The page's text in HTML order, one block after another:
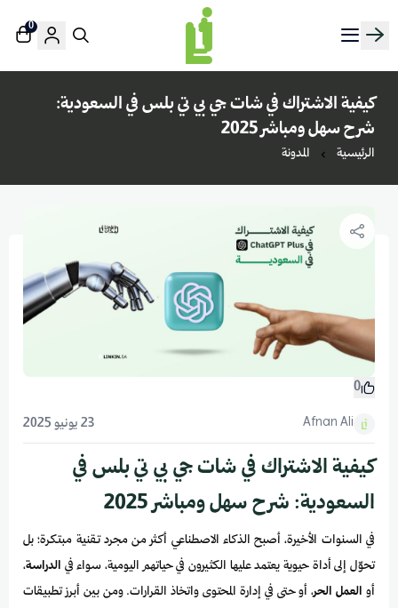
منصة لينك إن | Linkin.sa
0
كيفية الاشتراك في شات جي بي تي بلس في السعودية:
شرح سهل ومباشر 2025
الرئيسية المدونة
0
Afnan Ali 23 يونيو 2025
كيفية الاشتراك في شات جي بي تي بلس في
السعودية: شرح سهل ومباشر 2025
في السنوات الأخيرة، أصبح الذكاء الاصطناعي أكثر من مجرد تقنية مبتكرة؛ بل
تحوّل إلى أداة حيوية يعتمد عليها الكثيرون في حياتهم اليومية، سواء في الدراسة،
أو العمل الحر، أو حتى في إدارة المحتوى واتخاذ القرارات. ومن بين أبرز تطبيقات